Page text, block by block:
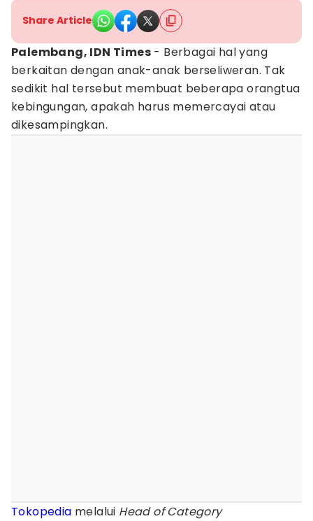
Share Article
Palembang, IDN Times - Berbagai hal yang
berkaitan dengan anak-anak berseliweran. Tak
sedikit hal tersebut membuat beberapa orangtua
kebingungan, apakah harus memercayai atau
dikesampingkan.
Tokopedia melalui Head of Category